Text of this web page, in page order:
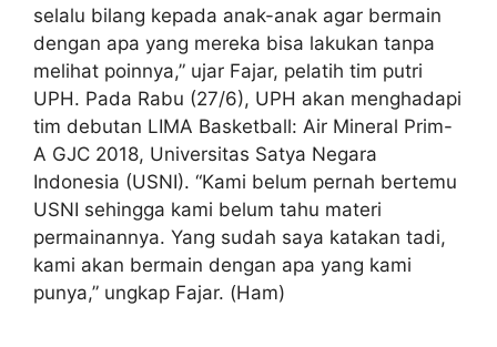
selalu bilang kepada anak-anak agar bermain
dengan apa yang mereka bisa lakukan tanpa
melihat poinnya,” ujar Fajar, pelatih tim putri
UPH. Pada Rabu (27/6), UPH akan menghadapi
tim debutan LIMA Basketball: Air Mineral Prim-
A GJC 2018, Universitas Satya Negara
Indonesia (USNI). “Kami belum pernah bertemu
USNI sehingga kami belum tahu materi
permainannya. Yang sudah saya katakan tadi,
kami akan bermain dengan apa yang kami
punya,” ungkap Fajar. (Ham)